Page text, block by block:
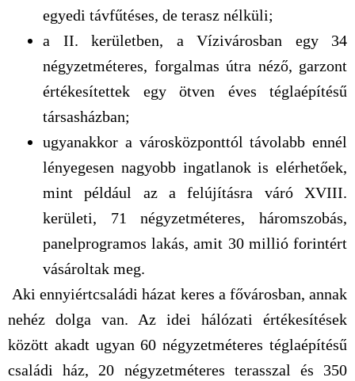
egyedi távfűtéses, de terasz nélküli;
a II. kerületben, a Vízivárosban egy 34
négyzetméteres, forgalmas útra néző, garzont
értékesítettek egy ötven éves téglaépítésű
társasházban;
ugyanakkor a városközponttól távolabb ennél
lényegesen nagyobb ingatlanok is elérhetőek,
mint például az a felújításra váró XVIII.
kerületi, 71 négyzetméteres, háromszobás,
panelprogramos lakás, amit 30 millió forintért
vásároltak meg.
Aki ennyiértcsaládi házat keres a fővárosban, annak
nehéz dolga van. Az idei hálózati értékesítések
között akadt ugyan 60 négyzetméteres téglaépítésű
családi ház, 20 négyzetméteres terasszal és 350